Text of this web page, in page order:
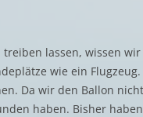
lassen, wissen
wie ein
Da wir den Ballon
haben. Bisher